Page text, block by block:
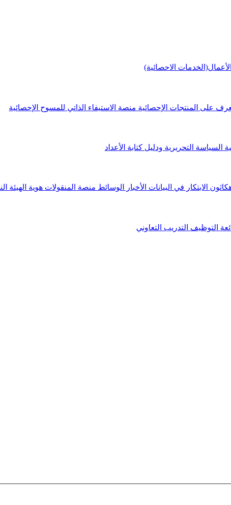
الاحصائية)
على المنتجات الإحصائية منصة الاستيفاء الذاتي للمسوح الإحصائية
السياسة التحريرية ودليل كتابة الأعداد
الابتكار في البيانات الأخبار الوسائط منصة المنقولات هوية الهيئة
التوظيف التدريب التعاوني